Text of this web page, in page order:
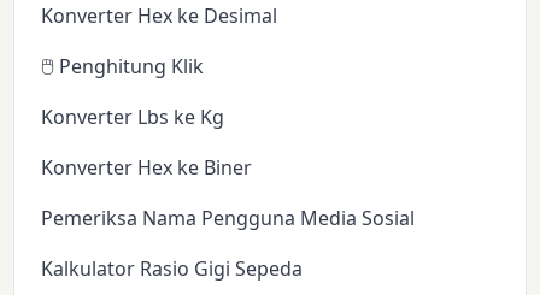
Konverter Hex ke Desimal
🖱️ Penghitung Klik
Konverter Lbs ke Kg
Konverter Hex ke Biner
Pemeriksa Nama Pengguna Media Sosial
Kalkulator Rasio Gigi Sepeda